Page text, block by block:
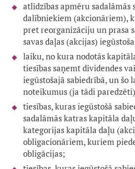
atlīdzības apmēru sadalāmās
dalībniekiem (akcionāriem),
pret reorganizāciju un prasa
savas daļas (akcijas)
laiku, no kura nodotās
tiesības saņemt dividendes
iegūstošajā sabiedrībā, un šo
noteikumus (ja tādi
tiesības, kuras iegūstošā
sadalāmās katras kapitāla
kategorijas kapitāla daļu
obligacionāriem, kuriem
obligācijas;